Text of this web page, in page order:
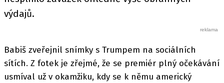
výdajů.
Babiš zveřejnil snímky s Trumpem na sociálních
sítích. Z fotek je zřejmé, že se premiér plný očekávání
usmíval už v okamžiku, kdy se k němu americký